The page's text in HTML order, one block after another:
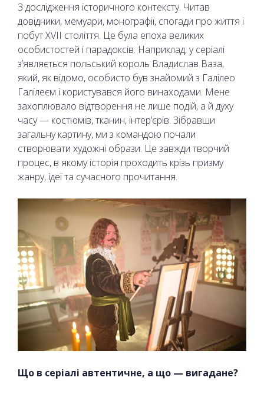
З дослідження історичного контексту. Читав
довідники, мемуари, монографії, спогади про життя і
побут XVII століття. Це була епоха великих
особистостей і парадоксів. Наприклад, у серіалі
з’являється польський король Владислав Ваза,
який, як відомо, особисто був знайомий з Галілео
Галілеєм і користувався його винаходами. Мене
захоплювало відтворення не лише подій, а й духу
часу — костюмів, тканин, інтер’єрів. Зібравши
загальну картину, ми з командою почали
створювати художні образи. Це завжди творчий
процес, в якому історія проходить крізь призму
жанру, ідеї та сучасного прочитання.
Що в серіалі автентичне, а що — вигадане?